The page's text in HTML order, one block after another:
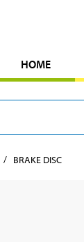
HOME
BRAKE DISC